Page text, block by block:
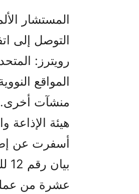
المستشار
التوصل إلى
رويترز:
المواقع
منشآت أخرى.
هيئة الإذاعة
أسفرت عن إصابة ما لا